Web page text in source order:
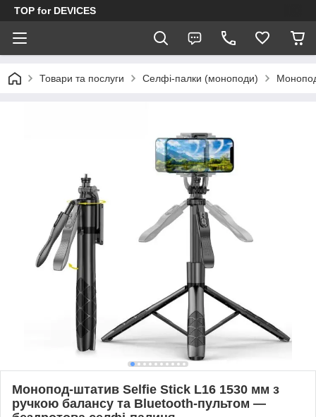
TOP for DEVICES
Товари та послуги Селфі-палки (моноподи)
Монопод-штатив Selfie Stick L16 1530 мм з
ручкою балансу та Bluetooth-пультом —